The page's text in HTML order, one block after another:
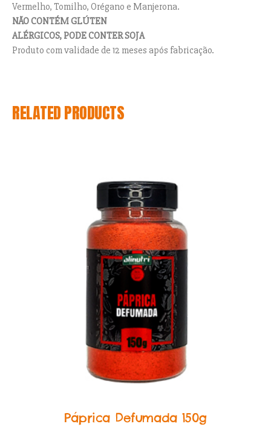
Vermelho, Tomilho, Orégano e Manjerona.
NÃO CONTÉM GLÚTEN
ALÉRGICOS, PODE CONTER SOJA
Produto com validade de 12 meses após fabricação.
RELATED PRODUCTS
Páprica Defumada 150g